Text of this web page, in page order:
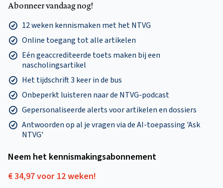
Abonneer vandaag nog!
12 weken kennismaken met het NTVG
Online toegang tot alle artikelen
Eén geaccrediteerde toets maken bij een
nascholingsartikel
Het tijdschrift 3 keer in de bus
Onbeperkt luisteren naar de NTVG-podcast
Gepersonaliseerde alerts voor artikelen en dossiers
Antwoorden op al je vragen via de AI-toepassing 'Ask
NTVG'
Neem het kennismakings­abonnement
€ 34,97 voor 12 weken!